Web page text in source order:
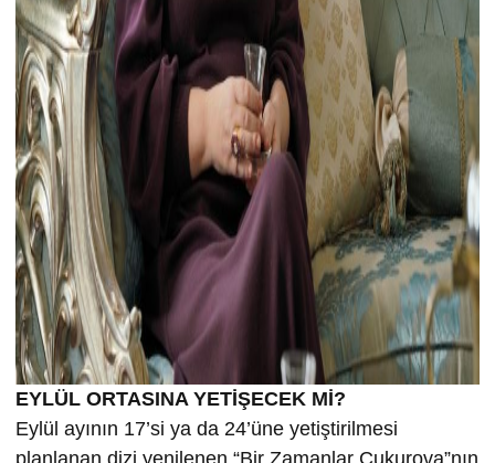
EYLÜL ORTASINA YETİŞECEK Mİ?
Eylül ayının 17’si ya da 24’üne yetiştirilmesi